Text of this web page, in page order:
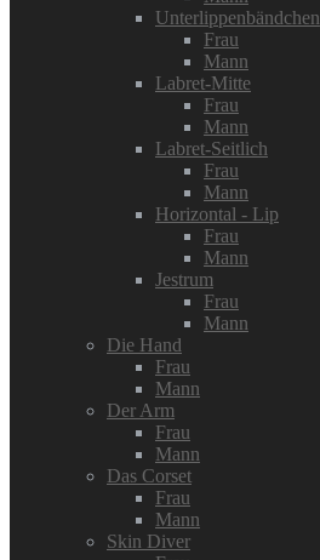
Unterlippenbändchen
Frau
Mann
Labret-Mitte
Frau
Mann
Labret-Seitlich
Frau
Mann
Horizontal - Lip
Frau
Mann
Jestrum
Frau
Mann
Die Hand
Frau
Mann
Der Arm
Frau
Mann
Das Corset
Frau
Mann
Skin Diver